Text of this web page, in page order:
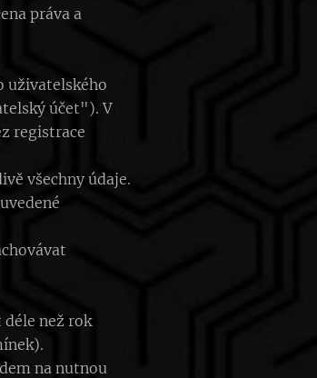
práva a
uživatelského
účet"). V
registrace
všechny údaje.
než rok
na nutnou